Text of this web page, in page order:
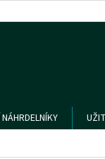
OCHRANY OSOBNÍCH